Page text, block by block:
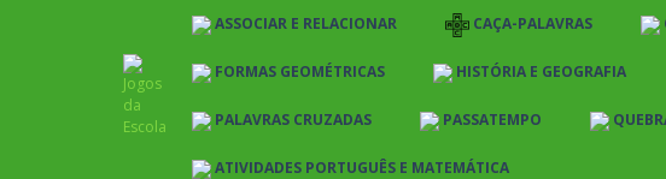
ASSOCIAR E RELACIONAR CAÇA-PALAVRAS
FORMAS GEOMÉTRICAS HISTÓRIA E GEOGRAFIA
PALAVRAS CRUZADAS PASSATEMPO
ATIVIDADES PORTUGUÊS E MATEMÁTICA